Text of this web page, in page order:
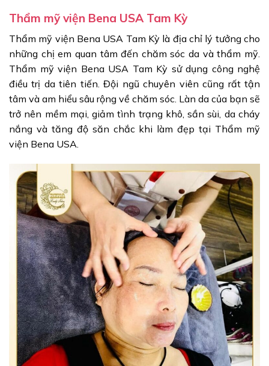
Thẩm mỹ viện Bena USA Tam Kỳ
Thẩm mỹ viện Bena USA Tam Kỳ là địa chỉ lý tưởng cho
những chị em quan tâm đến chăm sóc da và thẩm mỹ.
Thẩm mỹ viện Bena USA Tam Kỳ sử dụng công nghệ
điều trị da tiên tiến. Đội ngũ chuyên viên cũng rất tận
tâm và am hiểu sâu rộng về chăm sóc. Làn da của bạn sẽ
trở nên mềm mại, giảm tình trạng khô, sần sùi, da cháy
nắng và tăng độ săn chắc khi làm đẹp tại Thẩm mỹ
viện Bena USA.